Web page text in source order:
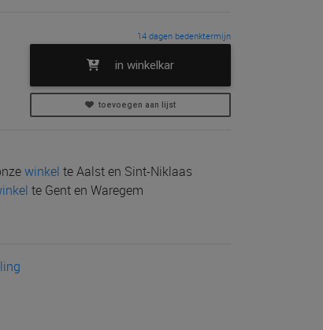
14 dagen bedenktermijn
in winkelkar
toevoegen aan lijst
winkel te Aalst en Sint-Niklaas
te Gent en Waregem